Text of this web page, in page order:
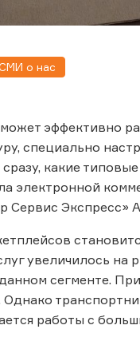
о нас
эффективно
специально
сразу, какие
электронной
Сервис Экспресс»
увеличилось на
сегменте.
Однако
работы с